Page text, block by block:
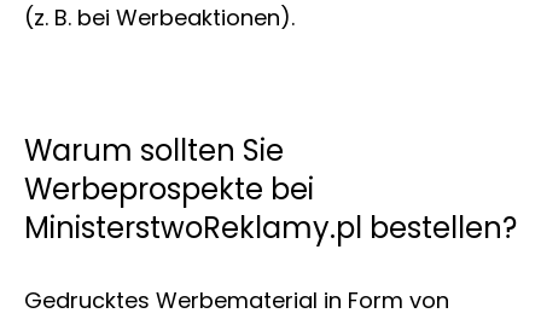
(z. B. bei Werbeaktionen).
Warum sollten Sie
Werbeprospekte bei
MinisterstwoReklamy.pl bestellen?
Gedrucktes Werbematerial in Form von